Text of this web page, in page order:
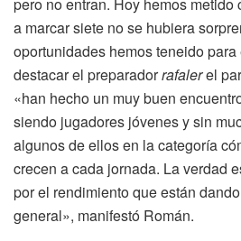
a marcar siete no se hubiera
oportunidades hemos teneido
destacar el preparadorrafalerel
«han hecho un muy buen
siendo jugadores jóvenes y sin
algunos de ellos en la categoría
crecen a cada jornada. La verdad
por el rendimiento que están
general», manifestó Román.